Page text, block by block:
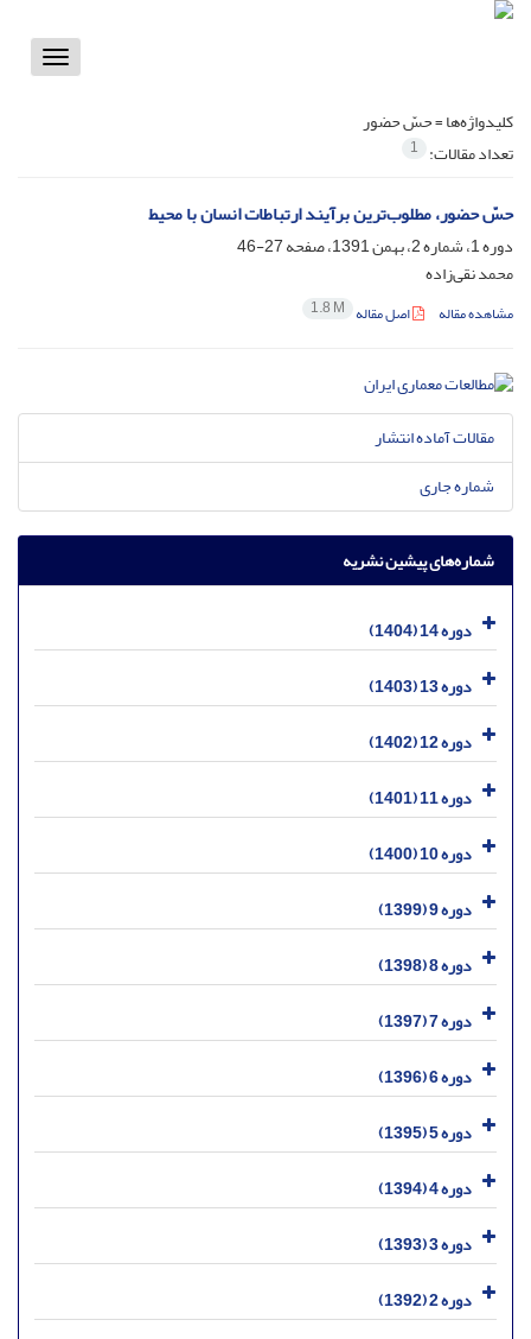
Toggle
کلیدواژه‌ها =حسّ حضور
تعداد مقالات: 1
حسّ حضور، مطلوب‌ترین برآیند ارتباطات انسان با محیط
دوره 1، شماره 2، بهمن 1391، صفحه
27-46
محمد نقی‌زاده
مشاهده مقاله اصل مقاله 1.8 M
مقالات آماده انتشار
شماره جاری
شماره‌های پیشین نشریه
دوره 14 (1404)
دوره 13 (1403)
دوره 12 (1402)
دوره 11 (1401)
دوره 10 (1400)
دوره 9 (1399)
دوره 8 (1398)
دوره 7 (1397)
دوره 6 (1396)
دوره 5 (1395)
دوره 4 (1394)
دوره 3 (1393)
دوره 2 (1392)